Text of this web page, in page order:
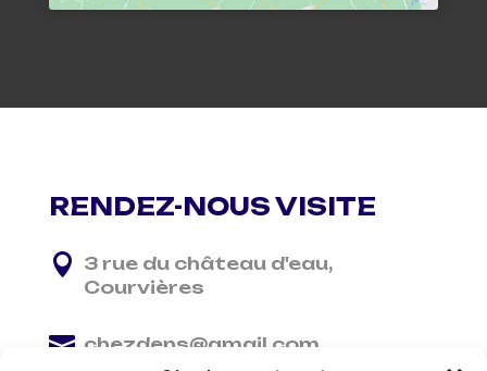
RENDEZ-NOUS VISITE
 3 rue du château d'eau,
Courvières
 chezdens@gmail.com